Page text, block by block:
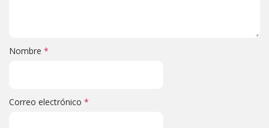
Nombre *
Correo electrónico *